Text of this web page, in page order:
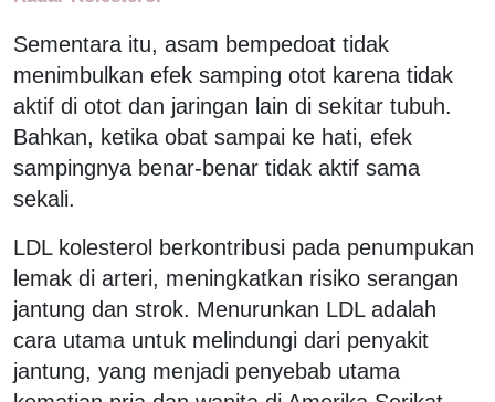
Sementara itu, asam bempedoat tidak
menimbulkan efek samping otot karena tidak
aktif di otot dan jaringan lain di sekitar tubuh.
Bahkan, ketika obat sampai ke hati, efek
sampingnya benar-benar tidak aktif sama
sekali.
LDL kolesterol berkontribusi pada penumpukan
lemak di arteri, meningkatkan risiko serangan
jantung dan strok. Menurunkan LDL adalah
cara utama untuk melindungi dari penyakit
jantung, yang menjadi penyebab utama